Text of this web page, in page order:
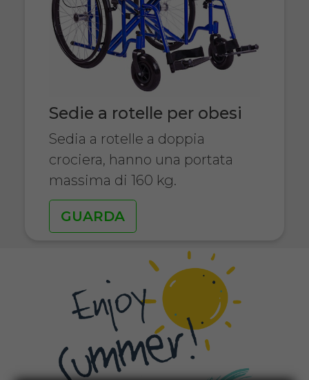
Sedie a rotelle per obesi
Sedia a rotelle a doppia
crociera, hanno una portata
massima di 160 kg.
GUARDA